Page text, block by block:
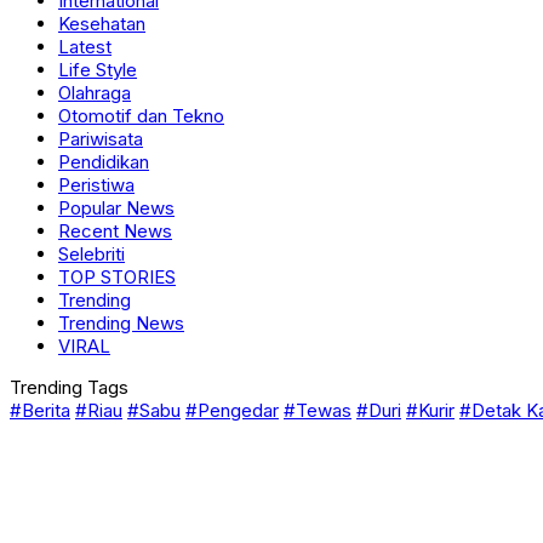
Kesehatan
Latest
Life Style
Olahraga
Otomotif dan Tekno
Pariwisata
Pendidikan
Peristiwa
Popular News
Recent News
Selebriti
TOP STORIES
Trending
Trending News
VIRAL
Trending Tags
#Berita #Riau #Sabu #Pengedar #Tewas #Duri #Kurir #Detak